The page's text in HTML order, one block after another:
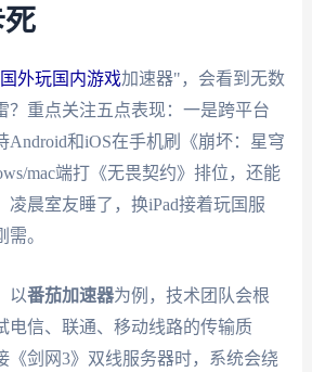
外玩国内游戏加速器"，会看到无数
？重点关注五点表现：一是跨平台
Android和iOS在手机刷《崩坏：星穹
mac端打《无畏契约》排位，还能
凌晨室友睡了，换iPad接着玩国服
需。
以番茄加速器为例，技术团队会根
电信、联通、移动线路的传输质
《剑网3》双线服务器时，系统会绕